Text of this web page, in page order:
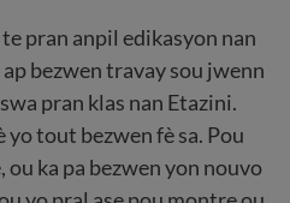
pran anpil edikasyon nan
bezwen travay sou jwenn
pran klas nan Etazini.
tout bezwen fè sa. Pou
ka pa bezwen yon nouvo